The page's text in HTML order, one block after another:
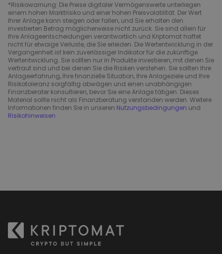
*Risikowarnung: Die Preise digitaler Vermögenswerte unterliegen
einem hohen Marktrisiko und einer hohen Preisvolatilität. Der Wert
Ihrer Anlage kann steigen oder fallen, und Sie erhalten den
investierten Betrag möglicherweise nicht zurück. Sie sind allein für
Ihre Anlageentscheidungen verantwortlich und Kriptomat haftet
nicht für etwaige Verluste, die Sie erleiden. Die Wertentwicklung in der
Vergangenheit ist kein zuverlässiger Indikator für die zukünftige
Wertentwicklung. Sie sollten nur in Produkte investieren, mit denen Sie
vertraut sind und bei denen Sie die Risiken verstehen. Sie sollten Ihre
Anlageerfahrung, Ihre finanzielle Situation, Ihre Anlageziele und Ihre
Risikotoleranz sorgfältig abwägen und einen unabhängigen
Finanzberater konsultieren, bevor Sie eine Anlage tätigen. Dieses
Material sollte nicht als Finanzberatung verstanden werden. Weitere
Informationen finden Sie in unseren Nutzungsbedingungen und
Risikohinweisen.